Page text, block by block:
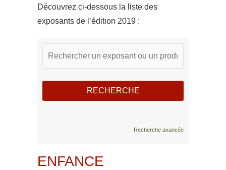
Découvrez ci-dessous la liste des
exposants de l’édition 2019 :
Recherche avancée
ENFANCE